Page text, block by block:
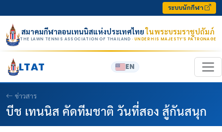
ระบบนักกีฬา
สมาคมกีฬาลอนเทนนิสแห่งประเทศไทยในพระบรมราชูปถัมภ์
THE LAWN TENNIS ASSOCIATION OF THAILAND · UNDER HIS MAJESTY’S PATRONAGE
LTAT EN
ข่าวสาร
บีช เทนนิส คัดทีมชาติ วันที่สอง สู้กันสนุก